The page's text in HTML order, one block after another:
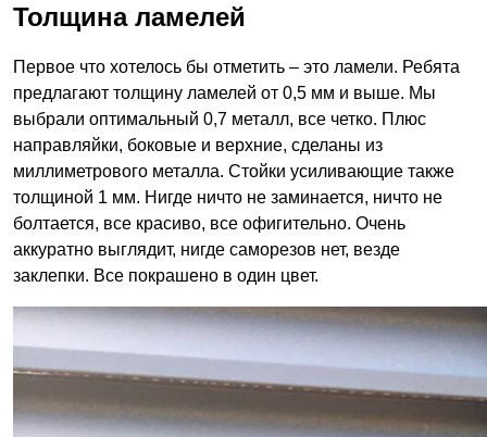
Толщина ламелей
Первое что хотелось бы отметить – это ламели. Ребята
предлагают толщину ламелей от 0,5 мм и выше. Мы
выбрали оптимальный 0,7 металл, все четко. Плюс
направляйки, боковые и верхние, сделаны из
миллиметрового металла. Стойки усиливающие также
толщиной 1 мм. Нигде ничто не заминается, ничто не
болтается, все красиво, все офигительно. Очень
аккуратно выглядит, нигде саморезов нет, везде
заклепки. Все покрашено в один цвет.